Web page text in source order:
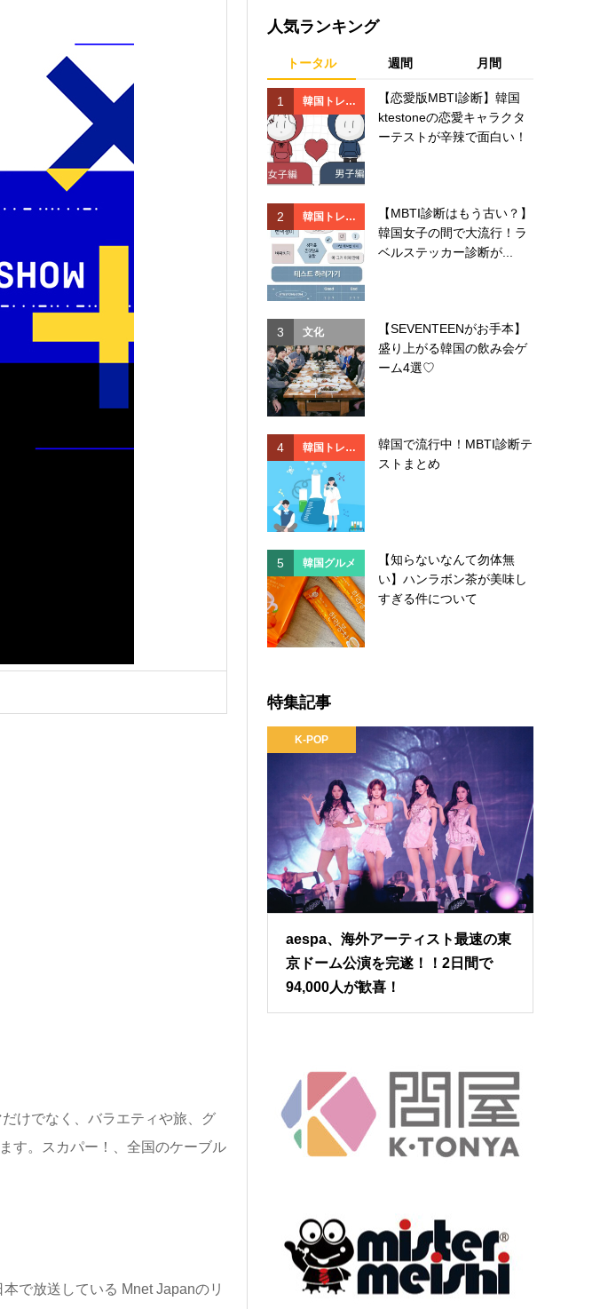
けでなく、バラエティや旅、グ
す。スカパー！、全国のケーブル
で放送している Mnet Japanのリ
人気ランキング
トータル 週間 月間
1 韓国トレン
ド
【恋愛版MBTI診断】韓国
ktestoneの恋愛キャラクタ
ーテストが辛辣で面白い！
2 韓国トレン
ド
【MBTI診断はもう古い？】
韓国女子の間で大流行！ラ
ベルステッカー診断が...
3 文化
【SEVENTEENがお手本】
盛り上がる韓国の飲み会ゲ
ーム4選♡
4 韓国トレン
ド
韓国で流行中！MBTI診断テ
ストまとめ
5 韓国グルメ
【知らないなんて勿体無
い】ハンラボン茶が美味し
すぎる件について
特集記事
K-POP
aespa、海外アーティスト最速の東
京ドーム公演を完遂！！2日間で
94,000人が歓喜！